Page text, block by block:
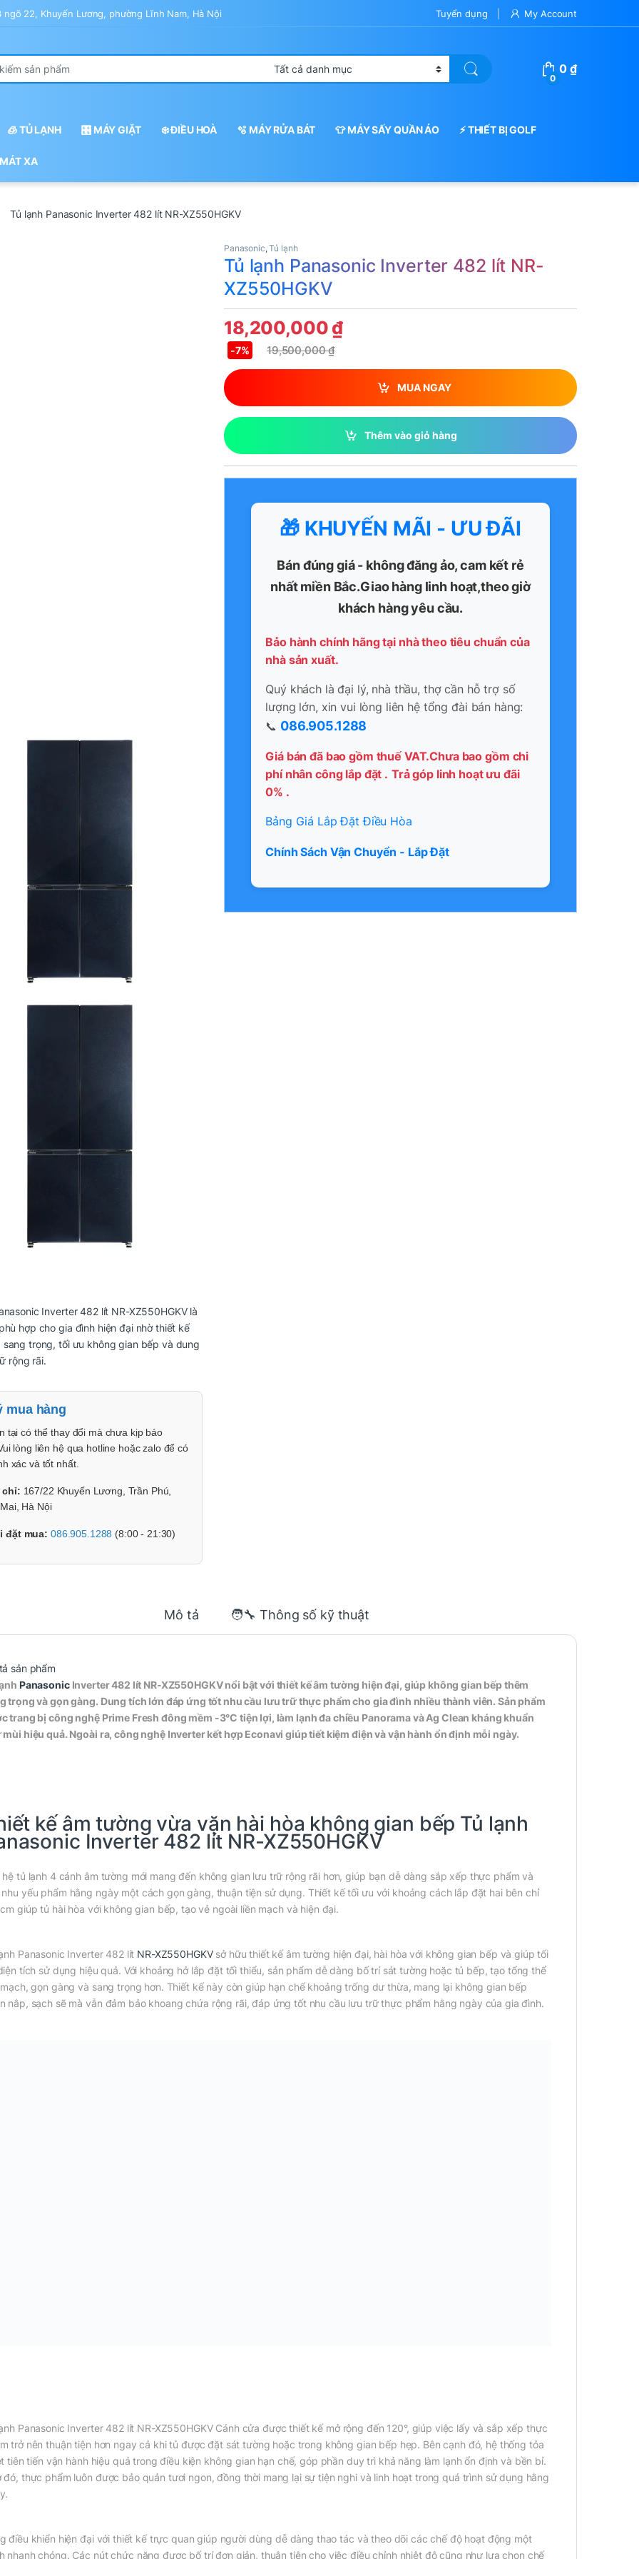
ngõ 22, Khuyến Lương, phường Lĩnh Nam, Hà Nội Tuyển dụng My Account
0
0₫
🧊 TỦ LẠNH 🎛️ MÁY GIẶT ❄️ ĐIỀU HOÀ 🫧 MÁY RỬA BÁT 👕 MÁY SẤY QUẦN ÁO ⚡ THIẾT BỊ GOLF
XA
Tủ lạnh Panasonic Inverter 482 lít NR-XZ550HGKV
Inverter 482 lít NR-XZ550HGKV là
hợp cho gia đình hiện đại nhờ thiết kế
sang trọng, tối ưu không gian bếp và dung
rộng rãi.
mua hàng
tại có thể thay đổi mà chưa kịp báo
lòng liên hệ qua hotline hoặc zalo để có
xác và tốt nhất.
chỉ: 167/22 Khuyến Lương, Trần Phú,
Hà Nội
đặt mua: 086.905.1288 (8:00 - 21:30)
Panasonic,Tủ lạnh
Tủ lạnh Panasonic Inverter 482 lít NR-
XZ550HGKV
18,200,000 ₫
19,500,000₫
-7%
MUA NGAY
Thêm vào giỏ hàng
🎁 KHUYẾN MÃI - ƯU ĐÃI
Bán đúng giá - không đăng ảo, cam kết rẻ
nhất miền Bắc.Giao hàng linh hoạt,theo giờ
khách hàng yêu cầu.
Bảo hành chính hãng tại nhà theo tiêu chuẩn của
nhà sản xuất.
Quý khách là đại lý, nhà thầu, thợ cần hỗ trợ số
lượng lớn, xin vui lòng liên hệ tổng đài bán hàng:
📞 086.905.1288
Giá bán đã bao gồm thuế VAT.Chưa bao gồm chi
phí nhân công lắp đặt . Trả góp linh hoạt ưu đãi
0% .
Bảng Giá Lắp Đặt Điều Hòa
Chính Sách Vận Chuyển - Lắp Đặt
Mô tả 🧑‍🔧 Thông số kỹ thuật
sản phẩm
PanasonicInverter 482 lít NR-XZ550HGKV nổi bật với thiết kế âm tường hiện đại, giúp không gian bếp thêm
trọng và gọn gàng. Dung tích lớn đáp ứng tốt nhu cầu lưu trữ thực phẩm cho gia đình nhiều thành viên. Sản phẩm
trang bị công nghệ Prime Fresh đông mềm -3°C tiện lợi, làm lạnh đa chiều Panorama và Ag Clean kháng khuẩn
mùi hiệu quả. Ngoài ra, công nghệ Inverter kết hợp Econavi giúp tiết kiệm điện và vận hành ổn định mỗi ngày.
kế âm tường vừa vặn hài hòa không gian bếp Tủ lạnh
Inverter 482 lít NR-XZ550HGKV
hệ tủ lạnh 4 cánh âm tường mới mang đến không gian lưu trữ rộng rãi hơn, giúp bạn dễ dàng sắp xếp thực phẩm và
yếu phẩm hằng ngày một cách gọn gàng, thuận tiện sử dụng. Thiết kế tối ưu với khoảng cách lắp đặt hai bên chỉ
giúp tủ hài hòa với không gian bếp, tạo vẻ ngoài liền mạch và hiện đại.
Panasonic Inverter 482 lít NR-XZ550HGKVsở hữu thiết kế âm tường hiện đại, hài hòa với không gian bếp và giúp tối
tích sử dụng hiệu quả. Với khoảng hở lắp đặt tối thiểu, sản phẩm dễ dàng bố trí sát tường hoặc tủ bếp, tạo tổng thể
gọn gàng và sang trọng hơn. Thiết kế này còn giúp hạn chế khoảng trống dư thừa, mang lại không gian bếp
nắp, sạch sẽ mà vẫn đảm bảo khoang chứa rộng rãi, đáp ứng tốt nhu cầu lưu trữ thực phẩm hằng ngày của gia đình.
Panasonic Inverter 482 lít NR-XZ550HGKV Cánh cửa được thiết kế mở rộng đến 120°, giúp việc lấy và sắp xếp thực
trở nên thuận tiện hơn ngay cả khi tủ được đặt sát tường hoặc trong không gian bếp hẹp. Bên cạnh đó, hệ thống tỏa
tiên tiến vận hành hiệu quả trong điều kiện không gian hạn chế, góp phần duy trì khả năng làm lạnh ổn định và bền bỉ.
đó, thực phẩm luôn được bảo quản tươi ngon, đồng thời mang lại sự tiện nghi và linh hoạt trong quá trình sử dụng hằng
điều khiển hiện đại với thiết kế trực quan giúp người dùng dễ dàng thao tác và theo dõi các chế độ hoạt động một
nhanh chóng. Các nút chức năng được bố trí đơn giản, thuận tiện cho việc điều chỉnh nhiệt độ cũng như lựa chọn chế